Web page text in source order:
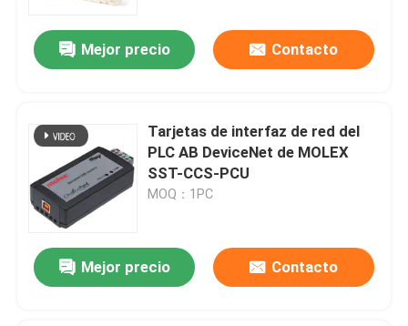
Mejor precio Contacto
Tarjetas de interfaz de red del
PLC AB DeviceNet de MOLEX
SST-CCS-PCU
MOQ：1PC
Mejor precio Contacto